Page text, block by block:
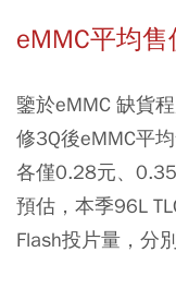
eMMC平均
鑒於eMMC 缺貨
修3Q後eMMC平
各僅0.28元、
預估，本季96L
Flash投片量，